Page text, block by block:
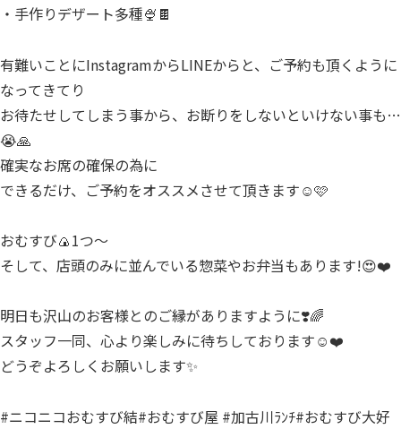
・手作りデザート多種🍨🍫
有難いことにInstagramからLINEからと、ご予約も頂くように
なってきてり
お待たせしてしまう事から、お断りをしないといけない事も…
😭🙏
確実なお席の確保の為に
できるだけ、ご予約をオススメさせて頂きます☺️🩷
おむすび🍙1つ～
そして、店頭のみに並んでいる惣菜やお弁当もあります!😍❤️
明日も沢山のお客様とのご縁がありますように❣️🌈
スタッフ一同、心より楽しみに待ちしております☺️❤️
どうぞよろしくお願いします✨
⁡#ニコニコおむすび結#おむすび屋⁡ #加古川ﾗﾝﾁ⁡#おむすび大好